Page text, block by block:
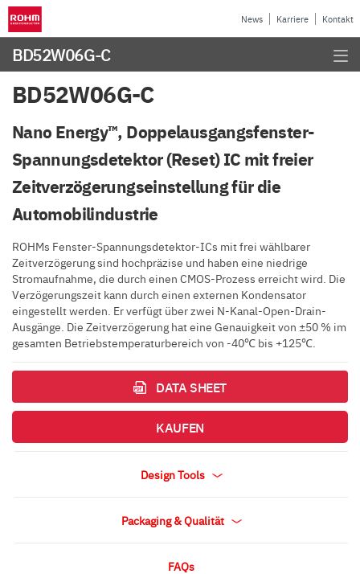
News Karriere Kontakt
BD52W06G-C
BD52W06G-C
Nano Energy™, Doppelausgangsfenster-
Spannungsdetektor (Reset) IC mit freier
Zeitverzögerungseinstellung für die
Automobilindustrie
ROHMs Fenster-Spannungsdetektor-ICs mit frei wählbarer
Zeitverzögerung sind hochpräzise und haben eine niedrige
Stromaufnahme, die durch einen CMOS-Prozess erreicht wird. Die
Verzögerungszeit kann durch einen externen Kondensator
eingestellt werden. Er verfügt über zwei N-Kanal-Open-Drain-
Ausgänge. Die Zeitverzögerung hat eine Genauigkeit von ±50 % im
gesamten Betriebstemperaturbereich von -40℃ bis +125℃.
DATA SHEET
KAUFEN
Design Tools
Packaging & Qualität
FAQs